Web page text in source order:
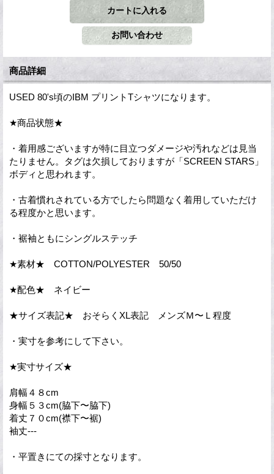
商品詳細
USED 80's頃のIBM プリントTシャツになります。
★商品状態★
・着用感ございますが特に目立つダメージや汚れなどは見当
たりません。タグは欠損しておりますが「SCREEN STARS」
ボディと思われます。
・古着慣れされている方でしたら問題なく着用していただけ
る程度かと思います。
・裾袖ともにシングルステッチ
★素材★ COTTON/POLYESTER 50/50
★配色★ ネイビー
★サイズ表記★ おそらくXL表記 メンズＭ〜Ｌ程度
・実寸を参考にして下さい。
★実寸サイズ★
肩幅４８cm
身幅５３cm(脇下〜脇下)
着丈７０cm(襟下〜裾)
袖丈---
・平置きにての採寸となります。